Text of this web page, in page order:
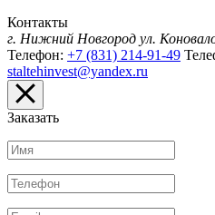
Контакты
г. Нижний Новгород ул.
Телефон: +7 (831) 214-91-49
staltehinvest@yandex.ru
Заказать